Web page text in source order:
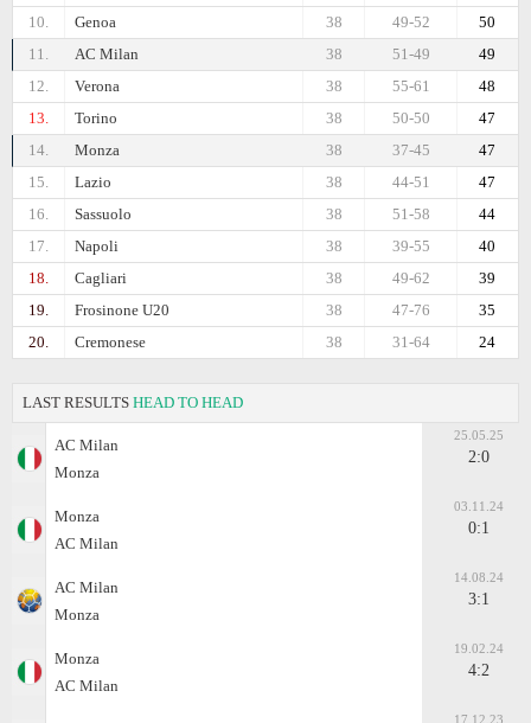
10.
Genoa 50
49-52
38
11.
AC Milan 49
51-49
38
12.
Verona 48
55-61
38
13.
Torino 47
50-50
38
14.
Monza 47
37-45
38
15.
Lazio 47
44-51
38
16.
Sassuolo 44
51-58
38
17.
Napoli 40
39-55
38
18.
Cagliari 39
49-62
38
19.
Frosinone U20 35
47-76
38
20.
Cremonese 24
31-64
38
LAST RESULTS HEAD TO HEAD
AC Milan
Monza
25.05.25
2:0
Monza
AC Milan
03.11.24
0:1
AC Milan
Monza
14.08.24
3:1
Monza
AC Milan
19.02.24
4:2
17.12.23